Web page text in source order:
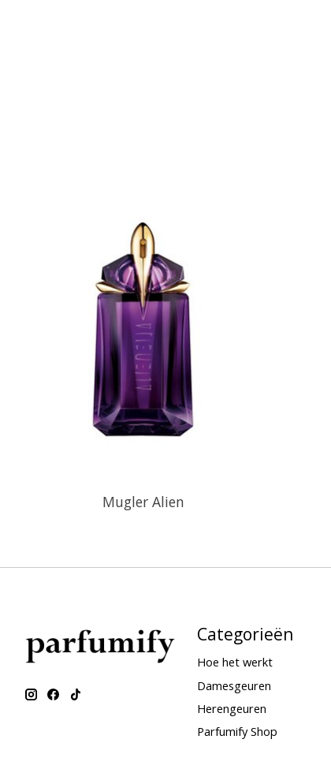
Mugler Alien
Categorieën
Hoe het werkt
Damesgeuren
Herengeuren
Parfumify Shop